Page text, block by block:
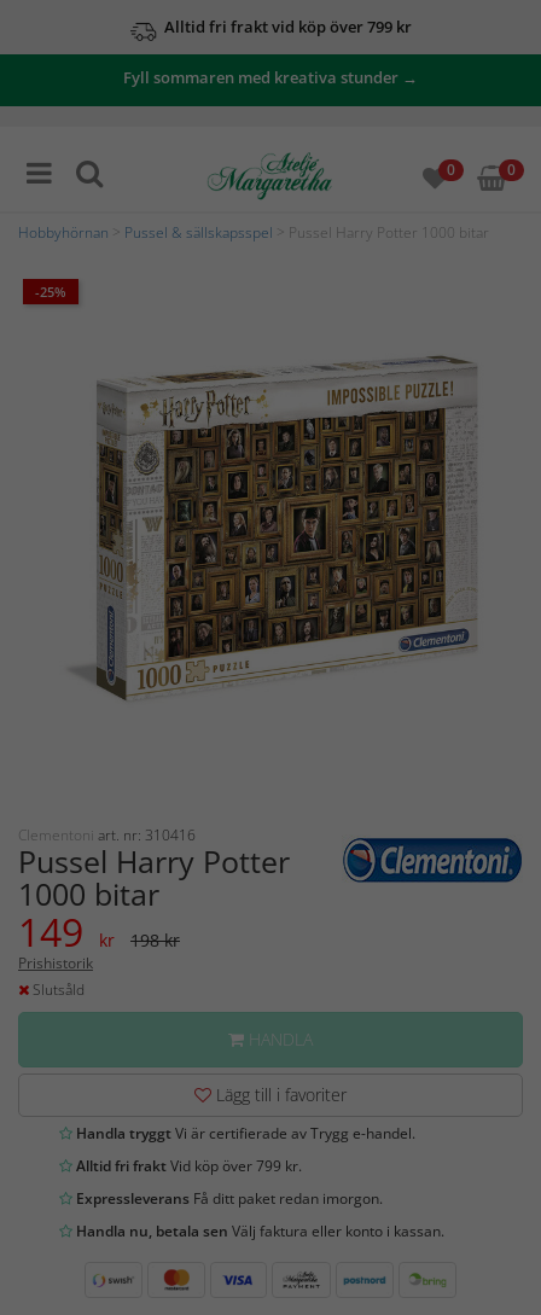
Alltid fri frakt vid köp över 799 kr
Fyll sommaren med kreativa stunder →
0 0
Hobbyhörnan Pussel & sällskapsspel > Pussel Harry Potter 1000 bitar
-25%
Clementoni art. nr: 310416
Pussel Harry Potter
1000 bitar
149 kr 198 kr
Prishistorik
Slutsåld
HANDLA
Lägg till i favoriter
Handla tryggtVi är certifierade av Trygg e-handel.
Alltid fri fraktVid köp över 799 kr.
Expressleverans Få ditt paket redan imorgon.
Handla nu, betala sen Välj faktura eller konto i kassan.